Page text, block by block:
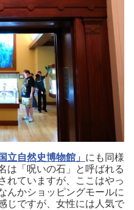
立自然史博物館」 にも同様
は「呪いの石」と呼ばれる
れていますが、ここはやっ
んかショッピングモールに
じですが、女性には人気で